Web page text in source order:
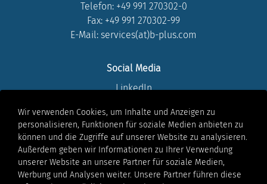
Telefon: +49 991 270302-0
Fax: +49 991 270302-99
E-Mail: services(at)b-plus.com
Social Media
LinkedIn
Youtube
Facebook
Xing
Rechtliches
Wir verwenden Cookies, um Inhalte und Anzeigen zu
personalisieren, Funktionen für soziale Medien anbieten zu
können und die Zugriffe auf unserer Website zu analysieren.
Außerdem geben wir Informationen zu Ihrer Verwendung
unserer Website an unsere Partner für soziale Medien,
Werbung und Analysen weiter. Unsere Partner führen diese